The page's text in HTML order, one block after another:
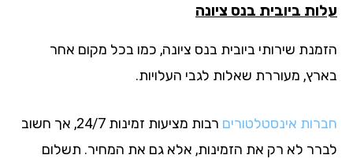
ביובית בנס ציונה
שירותי ביובית בנס ציונה, כמו בכל מקום אחר
מעוררת שאלות לגבי העלויות.
אינסטלטורים
רבות מציעות זמינות 24/7, אך חשוב
לא רק את הזמינות, אלא גם את המחיר. תשלום